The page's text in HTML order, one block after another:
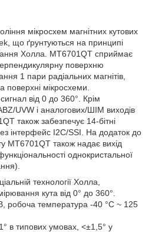
мікросхем магнітних кутових
що ґрунтуються на принципі
Холла. MT6701QT сприймає
поверхню
1 пари радіальних магнітів,
мікросхеми.
від 0 до 360°. Крім
UVW і аналогових/ШІМ виходів
також забезпечує 14-бітні
інтерфейс I2C/SSI. На додаток до
MT6701QT також надає вихід
однокристальної
технології Холла,
кута від 0° до 360°.
робоча температура -40 °C ~ 125
в типових умовах, <±1,5° у